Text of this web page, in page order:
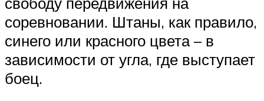
соревновании. Штаны, как правило,
синего или красного цвета – в
зависимости от угла, где выступает
боец.